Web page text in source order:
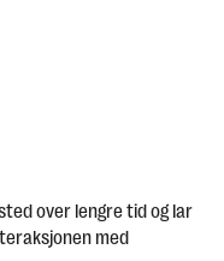
over lengre tid og lar
med